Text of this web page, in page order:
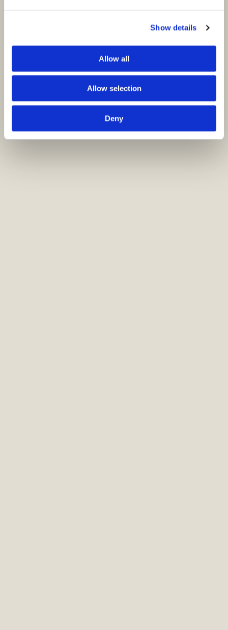
Show details
Allow all
Allow selection
Deny